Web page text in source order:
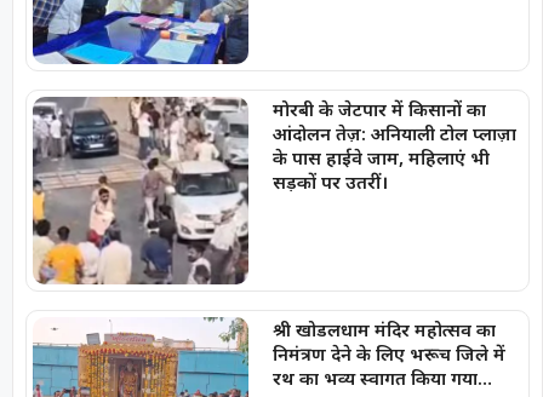
मोरबी के जेटपार में किसानों का
आंदोलन तेज़: अनियाली टोल प्लाज़ा
के पास हाईवे जाम, महिलाएं भी
सड़कों पर उतरीं।
श्री खोडलधाम मंदिर महोत्सव का
निमंत्रण देने के लिए भरूच जिले में
रथ का भव्य स्वागत किया गया…